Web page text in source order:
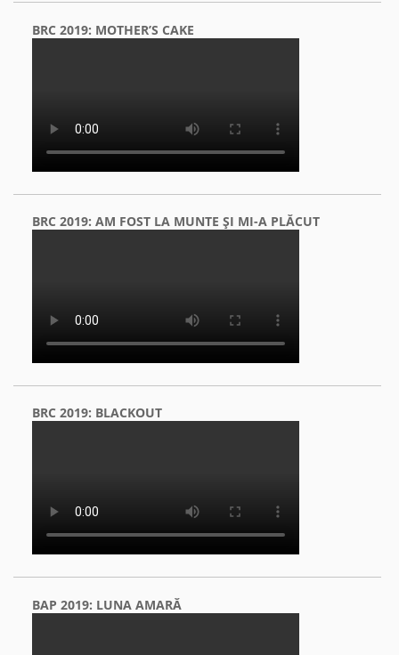
BRC 2019: MOTHER’S CAKE
BRC 2019: AM FOST LA MUNTE ŞI MI-A PLĂCUT
BRC 2019: BLACKOUT
BAP 2019: LUNA AMARĂ